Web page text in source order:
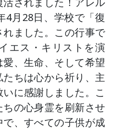
4月28日、学校で「復
ました。この行事で
エス・キリストを演
、生命、そして希望
ちは心から祈り、主
に感謝しました。こ
の心身霊を刷新させ
、すべての子供が成